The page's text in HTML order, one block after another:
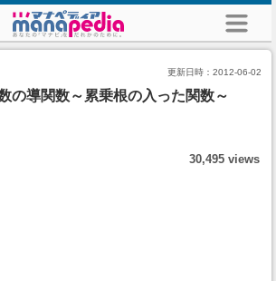
更新日時： 2012-06-02
の導関数～累乗根の入った関数～
30,495 views